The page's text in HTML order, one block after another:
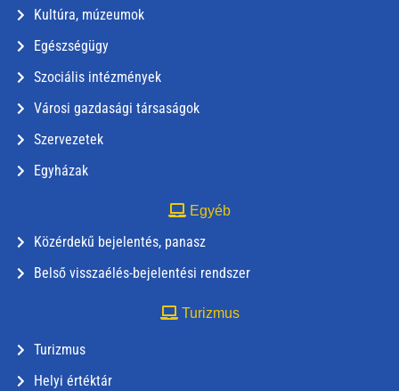
Kultúra, múzeumok
Egészségügy
Szociális intézmények
Városi gazdasági társaságok
Szervezetek
Egyházak
Egyéb
Közérdekű bejelentés, panasz
Belső visszaélés-bejelentési rendszer
Turizmus
Turizmus
Helyi értéktár